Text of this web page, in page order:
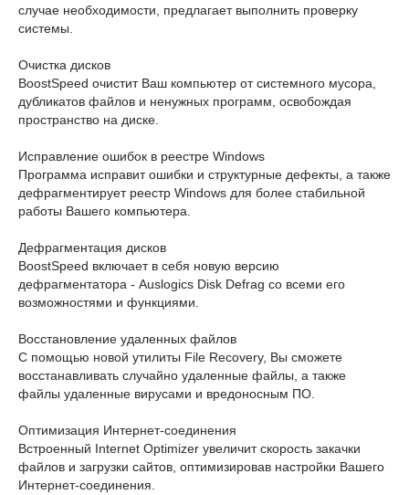
случае необходимости, предлагает выполнить проверку
системы.
Очистка дисков
BoostSpeed очистит Ваш компьютер от системного мусора,
дубликатов файлов и ненужных программ, освобождая
пространство на диске.
Исправление ошибок в реестре Windows
Программа исправит ошибки и структурные дефекты, а также
дефрагментирует реестр Windows для более стабильной
работы Вашего компьютера.
Дефрагментация дисков
BoostSpeed включает в себя новую версию
дефрагментатора - Auslogics Disk Defrag со всеми его
возможностями и функциями.
Восстановление удаленных файлов
С помощью новой утилиты File Recovery, Вы сможете
восстанавливать случайно удаленные файлы, а также
файлы удаленные вирусами и вредоносным ПО.
Оптимизация Интернет-соединения
Встроенный Internet Optimizer увеличит скорость закачки
файлов и загрузки сайтов, оптимизировав настройки Вашего
Интернет-соединения.